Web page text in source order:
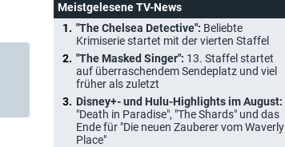
Meistgelesene TV-News
"The Chelsea Detective": Beliebte
Krimiserie startet mit der vierten Staffel
"The Masked Singer": 13. Staffel startet
auf überraschendem Sendeplatz und viel
früher als zuletzt
Disney+- und Hulu-Highlights im August:
"Death in Paradise", "The Shards" und das
Ende für "Die neuen Zauberer vom Waverly
Place"